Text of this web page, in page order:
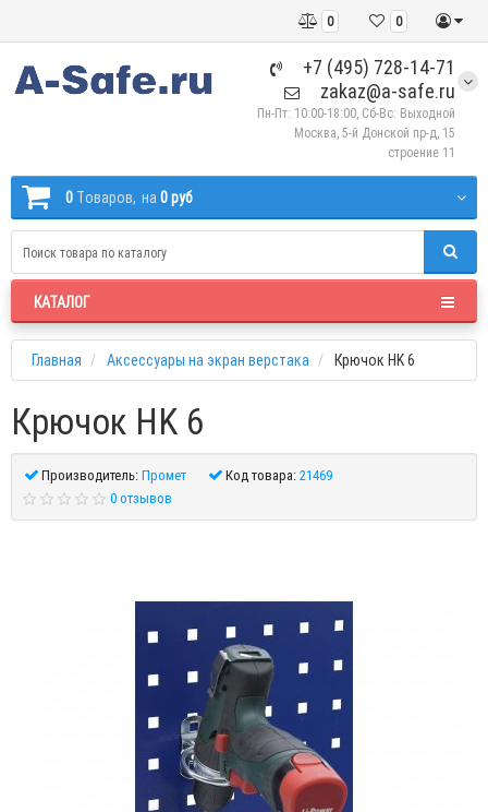
0
0
+7 (495) 728-14-71
zakaz@a-safe.ru
Пн-Пт: 10:00-18:00, Сб-Вс: Выходной
Москва, 5-й Донской пр-д, 15
строение 11
0 Tоваров, на 0 руб
КАТАЛОГ
Главная Аксессуары на экран верстака Крючок HK 6
Крючок HK 6
Производитель:Промет Код товара:21469
0 отзывов